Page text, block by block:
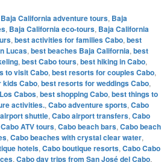
Baja California adventure tours, Baja
, Baja California eco-tours, Baja California
, best activities for families Cabo, best
Lucas, best beaches Baja California, best
, best Cabo tours, best hiking in Cabo,
to visit Cabo, best resorts for couples Cabo,
Cabo, best resorts for weddings Cabo,
Cabos, best shopping Cabo, best things to
activities., Cabo adventure sports, Cabo
shuttle, Cabo airport transfers, Cabo
Cabo ATV tours, Cabo beach bars, Cabo beach
, Cabo beaches with crystal clear water,
hotels, Cabo boutique resorts, Cabo Cabo
, Cabo day trips from San José del Cabo,